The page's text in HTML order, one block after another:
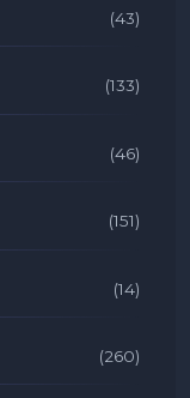
(43)
(133)
(46)
(151)
(14)
(260)